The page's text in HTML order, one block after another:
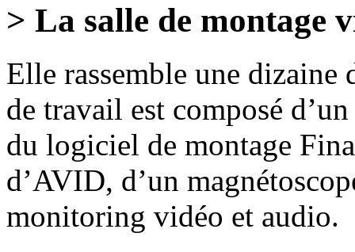
> La salle de montage
Elle rassemble une dizaine
de travail est composé
du logiciel de montage
d’AVID, d’un
monitoring vidéo et audio.